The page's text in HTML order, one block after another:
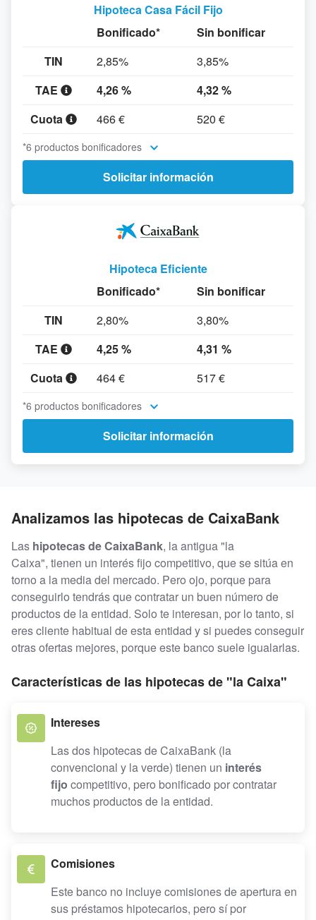
Hipoteca Casa Fácil Fijo
Bonificado*
Sin bonificar
TIN
2,85%
3,85%
TAE
4,26 %
4,32 %
Cuota
466 € 520 €
*6 productos bonificadores
Solicitar información
Hipoteca Eficiente
Bonificado*
Sin bonificar
TIN
2,80%
3,80%
TAE
4,25 %
4,31 %
Cuota
464 € 517 €
*6 productos bonificadores
Solicitar información
Analizamos las hipotecas de CaixaBank
Las hipotecas de CaixaBank, la antigua "la
Caixa", tienen un interés fijo competitivo, que se sitúa en
torno a la media del mercado. Pero ojo, porque para
conseguirlo tendrás que contratar un buen número de
productos de la entidad. Solo te interesan, por lo tanto, si
eres cliente habitual de esta entidad y si puedes conseguir
otras ofertas mejores, porque este banco suele igualarlas.
Características de las hipotecas de "la Caixa"
Intereses
Las dos hipotecas de CaixaBank (la
convencional y la verde) tienen un interés
fijo competitivo, pero bonificado por contratar
muchos productos de la entidad.
Comisiones
Este banco no incluye comisiones de apertura en
sus préstamos hipotecarios, pero sí por